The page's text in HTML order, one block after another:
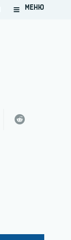
МЕНЮ